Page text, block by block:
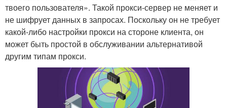
твоего пользователя». Такой прокси-сервер не меняет и
не шифрует данных в запросах. Поскольку он не требует
какой-либо настройки прокси на стороне клиента, он
может быть простой в обслуживании альтернативой
другим типам прокси.